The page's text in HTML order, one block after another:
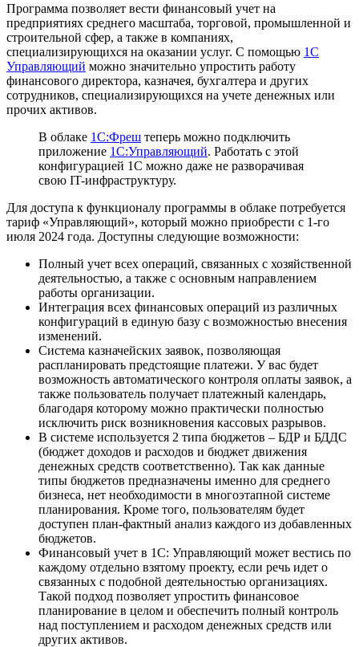
Программа позволяет вести финансовый учет на
предприятиях среднего масштаба, торговой, промышленной и
строительной сфер, а также в компаниях,
специализирующихся на оказании услуг. С помощью 1С
Управляющий можно значительно упростить работу
финансового директора, казначея, бухгалтера и других
сотрудников, специализирующихся на учете денежных или
прочих активов.
В облаке 1С:Фреш теперь можно подключить
приложение 1С:Управляющий. Работать с этой
конфигурацией 1С можно даже не разворачивая
свою IT-инфраструктуру.
Для доступа к функционалу программы в облаке потребуется
тариф «Управляющий», который можно приобрести с 1-го
июля 2024 года. Доступны следующие возможности:
Полный учет всех операций, связанных с хозяйственной
деятельностью, а также с основным направлением
работы организации.
Интеграция всех финансовых операций из различных
конфигураций в единую базу с возможностью внесения
изменений.
Система казначейских заявок, позволяющая
распланировать предстоящие платежи. У вас будет
возможность автоматического контроля оплаты заявок, а
также пользователь получает платежный календарь,
благодаря которому можно практически полностью
исключить риск возникновения кассовых разрывов.
В системе используется 2 типа бюджетов – БДР и БДДС
(бюджет доходов и расходов и бюджет движения
денежных средств соответственно). Так как данные
типы бюджетов предназначены именно для среднего
бизнеса, нет необходимости в многоэтапной системе
планирования. Кроме того, пользователям будет
доступен план-фактный анализ каждого из добавленных
бюджетов.
Финансовый учет в 1С: Управляющий может вестись по
каждому отдельно взятому проекту, если речь идет о
связанных с подобной деятельностью организациях.
Такой подход позволяет упростить финансовое
планирование в целом и обеспечить полный контроль
над поступлением и расходом денежных средств или
других активов.